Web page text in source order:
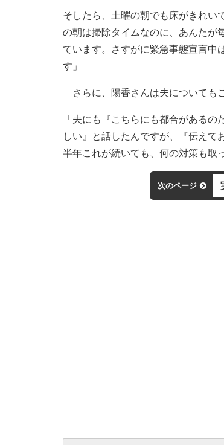
そしたら、土曜の朝でも床がきれ
の朝は掃除タイムなのに、あんたが
ています。さすがに緊急事態宣言中
す」
さらに、陽香さんは夫についても
「夫にも『こちらにも都合がある
しい』と話したんですが、『伝えて
半年これが続いても、何の対策も取
次のページ